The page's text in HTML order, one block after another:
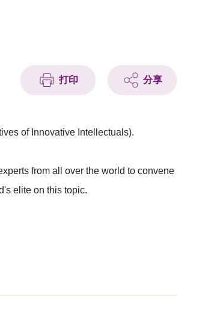
打印 分享
of Innovative Intellectuals).
from all over the world to convene
elite on this topic.